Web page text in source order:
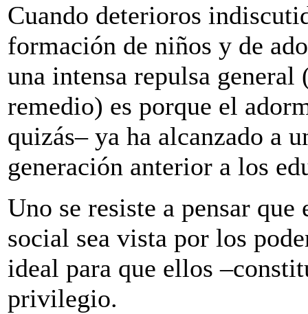
Cuando deterioros
formación de niños y de
una intensa repulsa
remedio) es porque el
quizás– ya ha alcanzado a
generación anterior a los
Uno se resiste a pensar
social sea vista por los
ideal para que ellos
privilegio.